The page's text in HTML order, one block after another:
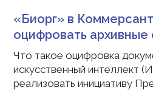
«Биорг» в
оцифровать
Что такое оцифровка
искусственный интеллект
реализовать инициативу